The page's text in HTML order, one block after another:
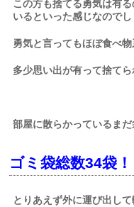
この方も捨てる勇気は有
いるといった感じなので
勇気と言ってもほぼ食べ
多少思い出が有って捨て
部屋に散らかっているま
ゴミ袋総数34袋！
とりあえず外に運び出し